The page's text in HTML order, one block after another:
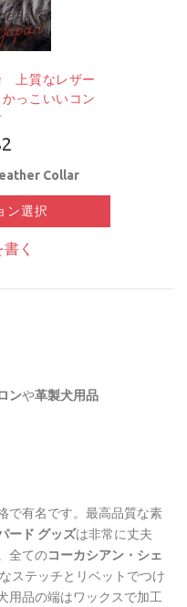
質なレザー
っこいいコン
Collar
ン選択
く
ンや革製犬用品
で有名です。最高品質な素
ード グッズは非常に丈夫
全てのコーカシアン・シェ
ステッチとリベットでつけ
用品の端はワックスで加工